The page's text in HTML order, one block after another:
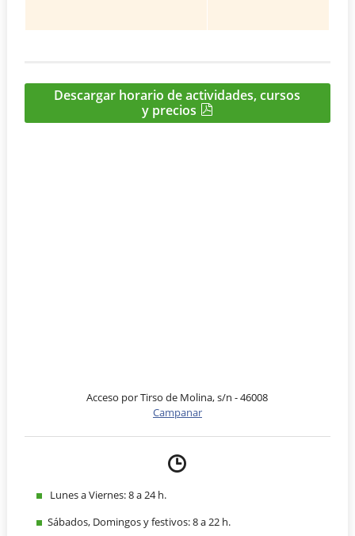
Descargar horario de actividades, cursos
y precios
Acceso por Tirso de Molina, s/n - 46008
Campanar
Lunes a Viernes: 8 a 24 h.
Sábados, Domingos y festivos: 8 a 22 h.